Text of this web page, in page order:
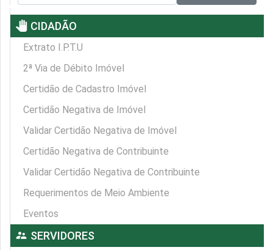
pan_tool CIDADÃO
Extrato I.P.T.U
2ª Via de Débito Imóvel
Certidão de Cadastro Imóvel
Certidão Negativa de Imóvel
Validar Certidão Negativa de Imóvel
Certidão Negativa de Contribuinte
Validar Certidão Negativa de Contribuinte
Requerimentos de Meio Ambiente
Eventos
supervisor_account SERVIDORES